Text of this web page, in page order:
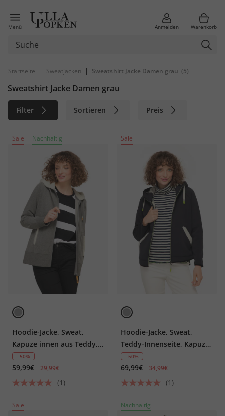
Menü Anmelden Warenkorb
Startseite | Sweatjacken | Sweatshirt Jacke Damen grau (5)
Sweatshirt Jacke Damen grau
Filter Sortieren Preis
Sale Nachhaltig
Hoodie-Jacke, Sweat,
Kapuze innen aus Teddy,
Langarm, aus recyceltem
Polyester
- 50%
59,99€ 29,99€
(1)
Sale
Hoodie-Jacke, Sweat,
Teddy-Innenseite, Kapuze,
Raglan-Langarm
- 50%
69,99€ 34,99€
(1)
Sale Nachhaltig